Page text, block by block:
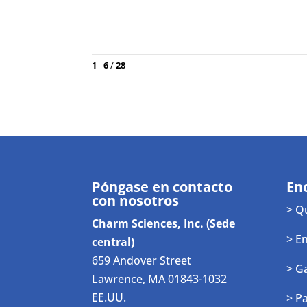
Póngase en contacto
con nosotros
Charm Sciences, Inc. (Sede
central)
659 Andover Street
Lawrence, MA 01843-1032
EE.UU.
>
>
>
>